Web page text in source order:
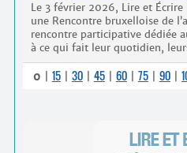
Le 3 février 2026, Lire et Écrire
une Rencontre bruxelloise de
rencontre participative dédiée
à ce qui fait leur quotidien,
0 15| 30| 45| 60| 75| 90|